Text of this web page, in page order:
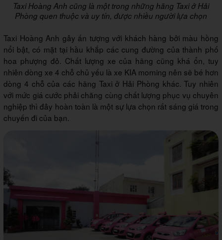
Taxi Hoàng Anh cũng là một trong những hãng Taxi ở Hải
Phòng quen thuộc và uy tín, được nhiều người lựa chọn
Taxi Hoàng Anh gây ấn tượng với khách hàng bởi màu hồng
nổi bật, có mặt tại hầu khắp các cung đường của thành phố
hoa phượng đỏ. Chất lượng xe của hãng cũng khá ổn, tuy
nhiên dòng xe 4 chỗ chủ yếu là xe KIA morning nên sẽ bé hơn
dòng 4 chỗ của các hãng Taxi ở Hải Phòng khác. Tuy nhiên
với mức giá cước phải chăng cùng chất lượng phục vụ chuyên
nghiệp thì đây hoàn toàn là một sự lựa chọn rất sáng giá trong
chuyến đi của bạn.